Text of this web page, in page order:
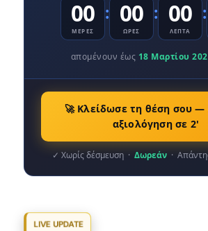
ΕΠΙΚΟΙΝΩΝΙΑ
00
ΜΕΡΕΣ
: 00
ΩΡΕΣ
: 00
ΛΕΠΤΑ
:
απομένουν έως 18 Μαρτίου
🚀 Κλείδωσε τη θέση σου
αξιολόγηση σε 2'
✓ Χωρίς δέσμευση · Δωρεάν ·
LIVE UPDATE